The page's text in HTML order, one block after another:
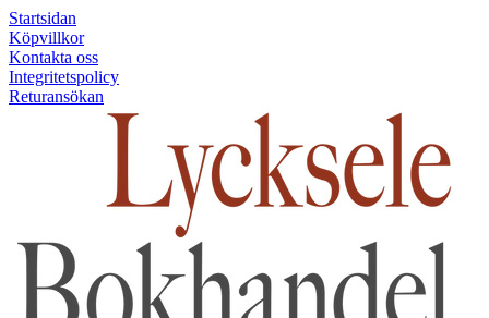
Startsidan
Köpvillkor
Kontakta oss
Integritetspolicy
Returansökan